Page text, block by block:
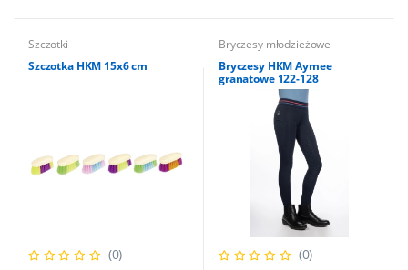
Szczotki
Szczotka HKM 15x6 cm
(0)
Bryczesy młodzieżowe
Bryczesy HKM Aymee
granatowe 122-128
(0)